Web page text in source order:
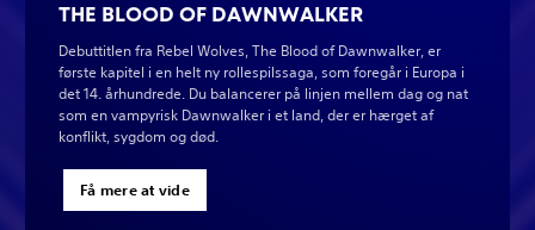
THE BLOOD OF DAWNWALKER
Debuttitlen fra Rebel Wolves, The Blood of Dawnwalker, er
første kapitel i en helt ny rollespilssaga, som foregår i Europa i
det 14. århundrede. Du balancerer på linjen mellem dag og nat
som en vampyrisk Dawnwalker i et land, der er hærget af
konflikt, sygdom og død.
Få mere at vide